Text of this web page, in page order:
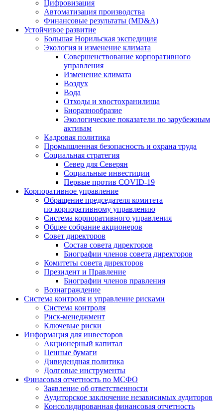
Цифровизация
Автоматизация производства
Финансовые результаты (MD&A)
Устойчивое развитие
Большая Норильская экспедиция
Экология и изменение климата
Совершенствование корпоративного
управления
Изменение климата
Воздух
Вода
Отходы и хвостохранилища
Биоразнообразие
Экологические показатели по зарубежным
активам
Кадровая политика
Промышленная безопасность и охрана труда
Социальная стратегия
Север для Северян
Социальные инвестиции
Первые против COVID‑19
Корпоративное управление
Обращение председателя комитета
по корпоративному управлению
Система корпоративного управления
Общее собрание акционеров
Совет директоров
Состав совета директоров
Биографии членов совета директоров
Комитеты совета директоров
Президент и Правление
Биографии членов правления
Вознаграждение
Система контроля и управление рисками
Система контроля
Риск-менеджмент
Ключевые риски
Информация для инвесторов
Акционерный капитал
Ценные бумаги
Дивидендная политика
Долговые инструменты
Финасовая отчетность по МСФО
Заявление об ответственности
Аудиторское заключение независимых аудиторов
Консолидированная финансовая отчетность